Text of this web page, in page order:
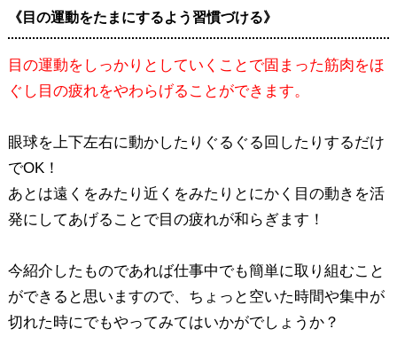
《目の運動をたまにするよう習慣づける》
目の運動をしっかりとしていくことで固まった筋肉をほ
ぐし目の疲れをやわらげることができます。
眼球を上下左右に動かしたりぐるぐる回したりするだけ
でOK！
あとは遠くをみたり近くをみたりとにかく目の動きを活
発にしてあげることで目の疲れが和らぎます！
今紹介したものであれば仕事中でも簡単に取り組むこと
ができると思いますので、ちょっと空いた時間や集中が
切れた時にでもやってみてはいかがでしょうか？